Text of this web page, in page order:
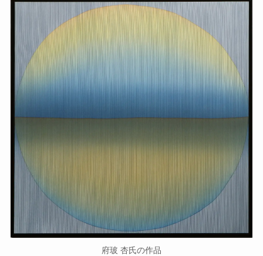
府玻 杏氏の作品